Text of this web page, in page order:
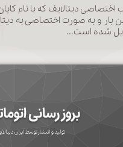
اختصاصی دیتالایف که با نام
شده است...